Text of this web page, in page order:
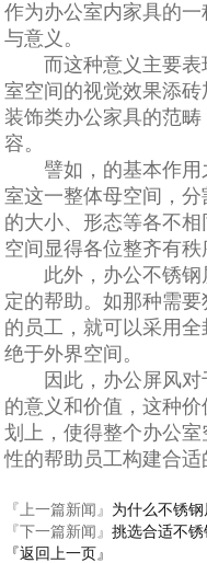
作为办公室内家具的
与意义。
而这种意义主要表
室空间的视觉效果添
装饰类办公家具的范
容。
譬如，的基本作用
室这一整体母空间，
的大小、形态等各不
空间显得各位整齐有秩
此外，办公不锈钢
定的帮助。如那种需
的员工，就可以采用
绝于外界空间。
因此，办公屏风对
的意义和价值，这种
划上，使得整个办公
性的帮助员工构建合适
『上一篇新闻』 为什么不锈
『下一篇新闻』挑选合适不
『返回上一页』